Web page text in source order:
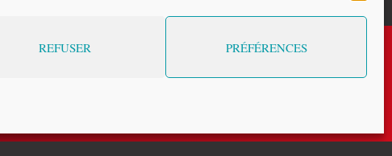
REFUSER PRÉFÉRENCES